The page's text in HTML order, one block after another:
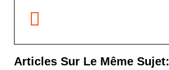
Articles Sur Le Même Sujet: